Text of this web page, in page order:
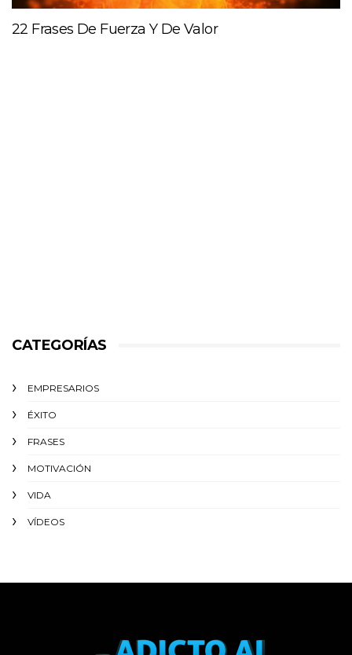
22 Frases De Fuerza Y De Valor
CATEGORÍAS
EMPRESARIOS
ÉXITO‬
FRASES
MOTIVACIÓN
VIDA
VÍDEOS